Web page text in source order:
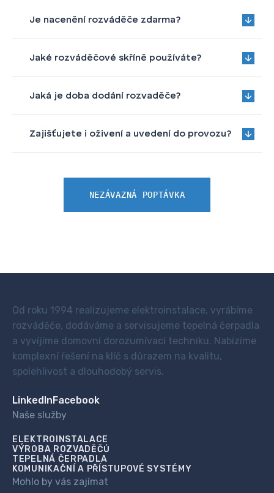
Je nacenění rozváděče zdarma?
Jaké rozváděčové skříně používáte?
Jaká je doba dodání rozvaděče?
Zajišťujete i oživení a uvedení do provozu?
NEZÁVAZNÁ POPTÁVKA
Od roku 1994 realizujeme elektroinstalace, vyrábíme
rozváděče, dodáváme a servisujeme tepelná čerpadla
a vyvíjíme domovní dorozumívací techniku. Nabízíme
komplexní řešení na klíč s důrazem na kvalitu,
spolehlivost a dlouhodobý servis.
LinkedIn Facebook
Naše služby
ELEKTROINSTALACE
VÝROBA ROZVADĚČŮ
TEPELNÁ ČERPADLA
KOMUNIKAČNÍ A PŘÍSTUPOVÉ SYSTÉMY
Mohlo by vás zajímat